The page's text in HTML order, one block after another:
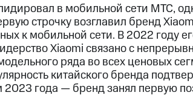
в мобильной сети МТС,
строчку возглавил бренд
к мобильной сети. В 2022 году
Xiaomi связано с
ряда во всех ценовых
китайского бренда
года — бренд занял первую